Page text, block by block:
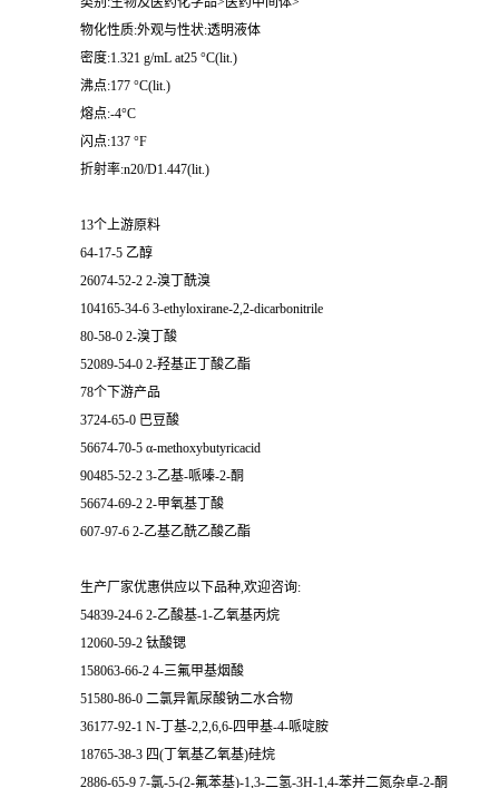
物化性质:外观与性状:透明液体
密度:1.321 g/mL at25 °C(lit.)
沸点:177 °C(lit.)
熔点:-4°C
闪点:137 °F
折射率:n20/D1.447(lit.)
13个上游原料
64-17-5 乙醇
26074-52-2 2-溴丁酰溴
104165-34-6 3-ethyloxirane-2,2-dicarbonitrile
80-58-0 2-溴丁酸
52089-54-0 2-羟基正丁酸乙酯
78个下游产品
3724-65-0 巴豆酸
56674-70-5 α-methoxybutyricacid
90485-52-2 3-乙基-哌嗪-2-酮
56674-69-2 2-甲氧基丁酸
607-97-6 2-乙基乙酰乙酸乙酯
生产厂家优惠供应以下品种,欢迎咨询:
54839-24-6 2-乙酸基-1-乙氧基丙烷
12060-59-2 钛酸锶
158063-66-2 4-三氟甲基烟酸
51580-86-0 二氯异氰尿酸钠二水合物
36177-92-1 N-丁基-2,2,6,6-四甲基-4-哌啶胺
18765-38-3 四(丁氧基乙氧基)硅烷
2886-65-9 7-氯-5-(2-氟苯基)-1,3-二氢-3H-1,4-苯并二氮杂卓-2-酮